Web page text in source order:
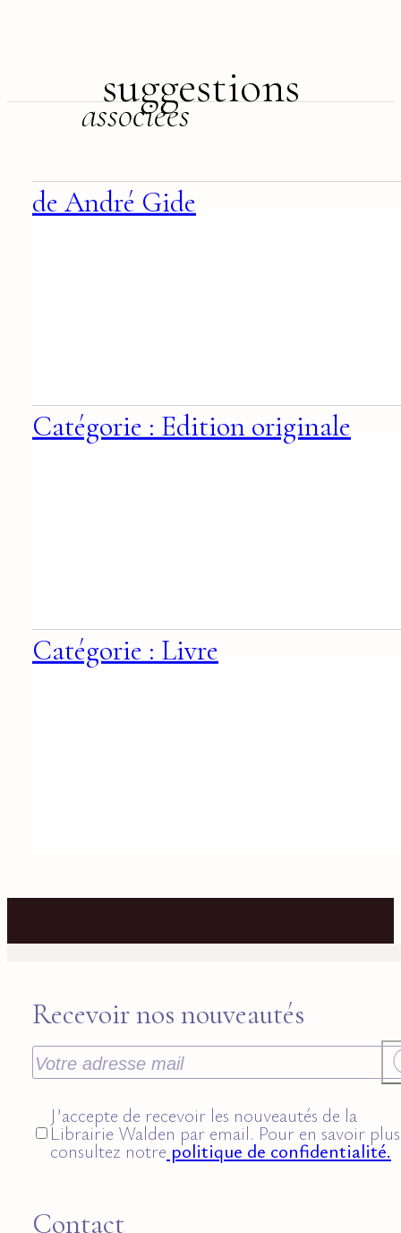
suggestions
associées
de André Gide
Catégorie : Edition originale
Catégorie : Livre
Recevoir nos nouveautés
J’accepte de recevoir les nouveautés de la
Librairie Walden par email. Pour en savoir
consultez notre politique de confidentialité.
Contact